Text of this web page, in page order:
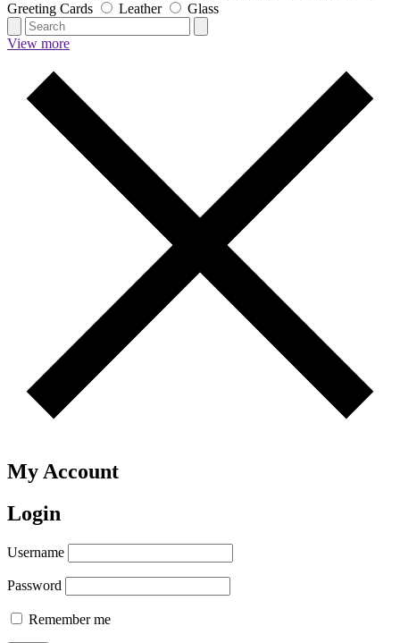
Greeting Cards
Leather Glass
View more
My Account
Login
Username
Password
Remember me